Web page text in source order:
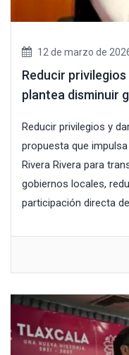
12 de marzo de
Reducir
plantea disminuir
Reducir privilegios y
propuesta que
Rivera Rivera para
gobiernos locales,
participación directa